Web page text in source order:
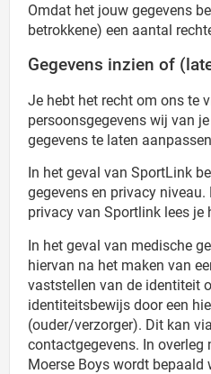
Omdat het jouw gegevens
betrokkene) een aantal
Gegevens inzien of
Je hebt het recht om ons te
persoonsgegevens wij van
gegevens te laten
In het geval van SportLink
gegevens en privacy
privacy van Sportlink lees je
In het geval van medische
hiervan na het maken van
vaststellen van de identiteit
identiteitsbewijs door een
(ouder/verzorger). Dit kan
contactgegevens. In overleg
Moerse Boys wordt bepaald